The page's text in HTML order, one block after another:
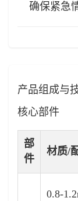
确保紧急
产品组成与
核心部件
部
件
材质/
0.8-